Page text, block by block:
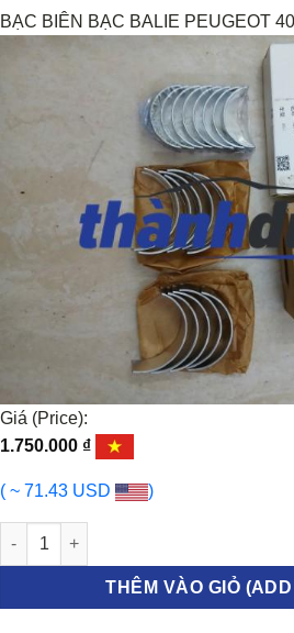
BẠC BIÊN BẠC BALIE PEUGEOT
Giá (Price):
1.750.000 ₫
( ~ 71.43 USD )
BẠC BIÊN BẠC BALIE PEUGEOT 408
THÊM VÀO GIỎ